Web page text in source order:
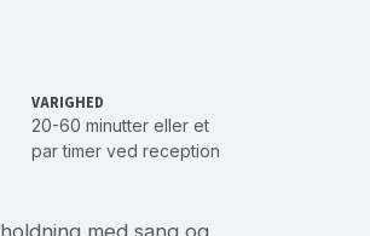
VARIGHED
20-60 minutter eller et
par timer ved reception
med sang og